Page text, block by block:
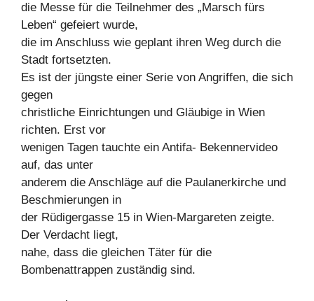
die Messe für die Teilnehmer des „Marsch fürs
Leben“ gefeiert wurde,
die im Anschluss wie geplant ihren Weg durch die
Stadt fortsetzten.
Es ist der jüngste einer Serie von Angriffen, die sich
gegen
christliche Einrichtungen und Gläubige in Wien
richten. Erst vor
wenigen Tagen tauchte ein Antifa- Bekennervideo
auf, das unter
anderem die Anschläge auf die Paulanerkirche und
Beschmierungen in
der Rüdigergasse 15 in Wien-Margareten zeigte.
Der Verdacht liegt,
nahe, dass die gleichen Täter für die
Bombenattrappen zuständig sind.